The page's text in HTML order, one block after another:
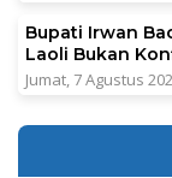
Bupati Irwan
Laoli Bukan
Jumat, 7 Agustus